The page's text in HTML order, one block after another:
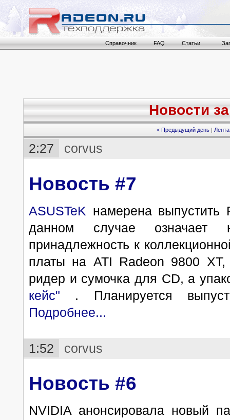
Справочник FAQ Статьи
Новости
< Предыдущий день | Лента
2:27 corvus
Новость #7
ASUSTeK намерена
данном случае означает
принадлежность к
платы на ATI Radeon 9800
ридер и сумочка для CD, а
кейс" . Планируется
Подробнее...
1:52 corvus
Новость #6
NVIDIA анонсировала новый